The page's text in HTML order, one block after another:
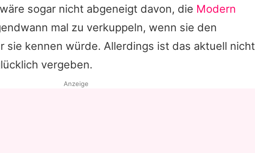
sogar nicht abgeneigt davon, die Modern
mal zu verkuppeln, wenn sie den
sie kennen würde. Allerdings ist das aktuell nicht
vergeben.
Anzeige